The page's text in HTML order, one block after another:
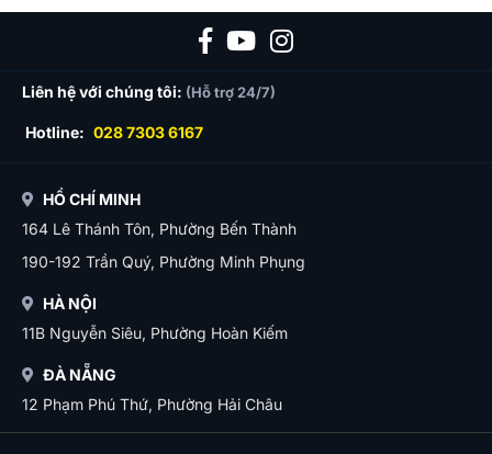
Liên hệ với chúng tôi: (Hỗ trợ 24/7)
Hotline: 028 7303 6167
HỒ CHÍ MINH
164 Lê Thánh Tôn, Phường Bến Thành
190-192 Trần Quý, Phường Minh Phụng
HÀ NỘI
11B Nguyễn Siêu, Phường Hoàn Kiếm
ĐÀ NẴNG
12 Phạm Phú Thứ, Phường Hải Châu